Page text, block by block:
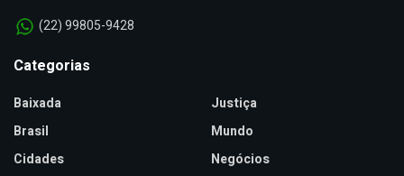
(22) 99805-9428
Categorias
Baixada
Brasil
Cidades
Justiça
Mundo
Negócios